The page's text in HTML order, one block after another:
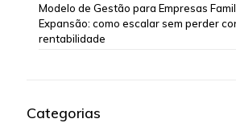
Modelo de Gestão para Empresas
Expansão: como escalar sem perder
rentabilidade
Categorias